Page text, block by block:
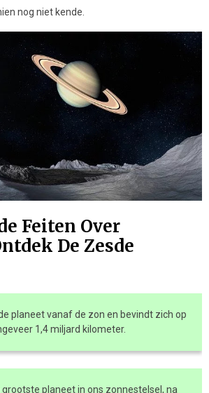
nog niet kende.
Feiten Over
De Zesde
planeet vanaf de zon en bevindt zich op
1,4 miljard kilometer.
grootste planeet in ons zonnestelsel, na